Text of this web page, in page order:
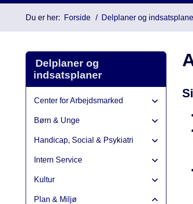
Du er her: Forside Delplaner og
Delplaner og
indsatsplaner
Center for Arbejdsmarked
Børn & Unge
Handicap, Social & Psykiatri
Intern Service
Kultur
Plan & Miljø